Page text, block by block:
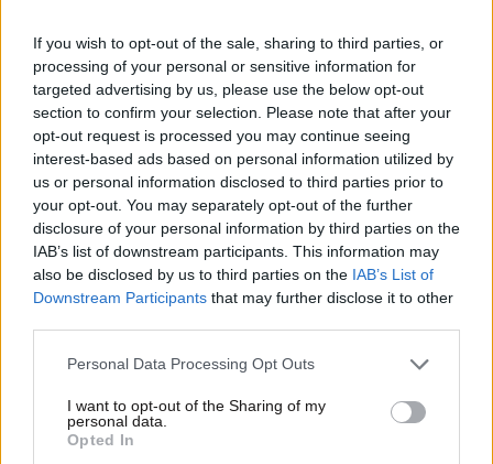
If you wish to opt-out of the sale, sharing to third parties, or
processing of your personal or sensitive information for
targeted advertising by us, please use the below opt-out
section to confirm your selection. Please note that after your
opt-out request is processed you may continue seeing
interest-based ads based on personal information utilized by
us or personal information disclosed to third parties prior to
your opt-out. You may separately opt-out of the further
disclosure of your personal information by third parties on the
IAB’s list of downstream participants. This information may
also be disclosed by us to third parties on the IAB’s List of
Downstream Participants that may further disclose it to other
Please note that this website/app uses one or more Google
not limited to your visit or usage behaviour. You may click to
grant or deny consent to Google and its third-party tags to
use your data for below specified purposes in below Google
Personal Data Processing Opt Outs
I want to opt-out of the Sharing of my
personal data.
Opted In
Xαρακτήρες: 0/1000
ΠΡΟΣΘΗΚΗ